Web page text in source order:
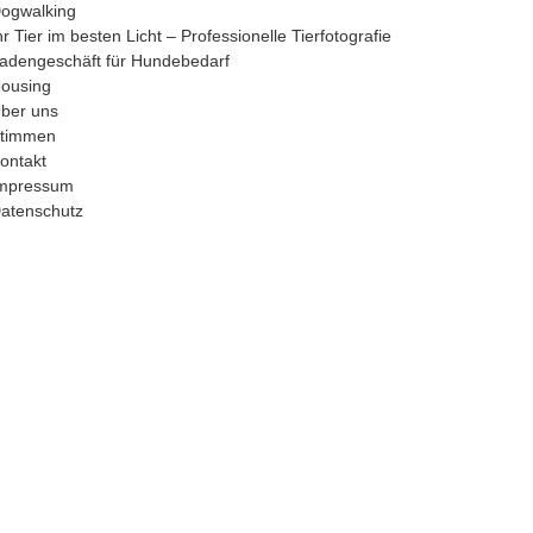
Tier im besten Licht – Professionelle Tierfotografie
für Hundebedarf
uns